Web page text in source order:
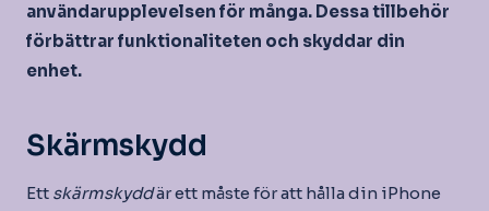
användarupplevelsen för många. Dessa tillbehör
förbättrar funktionaliteten och skyddar din
enhet.
Skärmskydd
Ett skärmskyddär ett måste för att hålla din iPhone